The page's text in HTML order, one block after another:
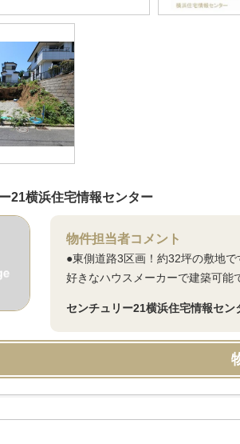
21横浜住宅情報センター
物件担当者コメント
●東側道路3区画！約32坪の敷地
好きなハウスメーカーで建築可能
センチュリー21横浜住宅情報セン